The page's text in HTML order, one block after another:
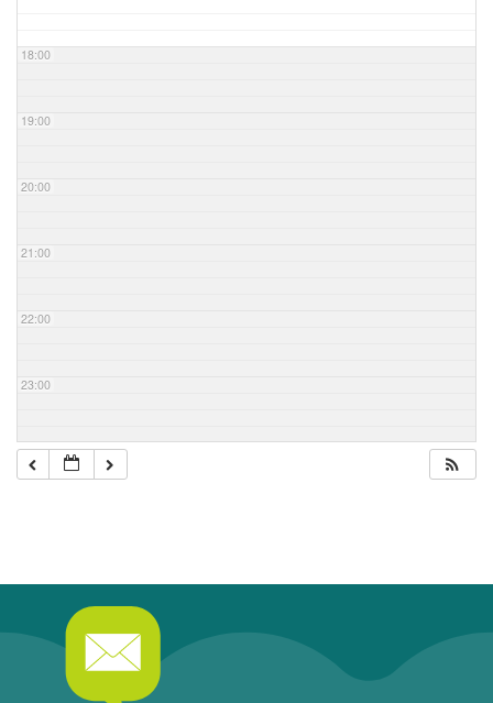
18:00
19:00
20:00
21:00
22:00
23:00